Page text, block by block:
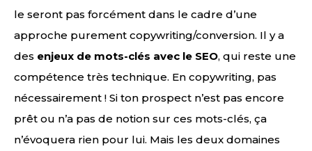
le seront pas forcément dans le cadre d’une
approche purement copywriting/conversion. Il y a
des enjeux de mots-clés avec le SEO, qui reste une
compétence très technique. En copywriting, pas
nécessairement ! Si ton prospect n’est pas encore
prêt ou n’a pas de notion sur ces mots-clés, ça
n’évoquera rien pour lui. Mais les deux domaines